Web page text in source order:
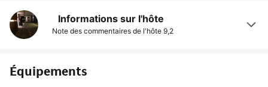
Informations sur l'hôte
Note des commentaires de l'hôte 9,2
Équipements